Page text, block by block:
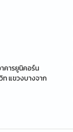
าคารยูนิคอร์น
ท แขวงบางจาก